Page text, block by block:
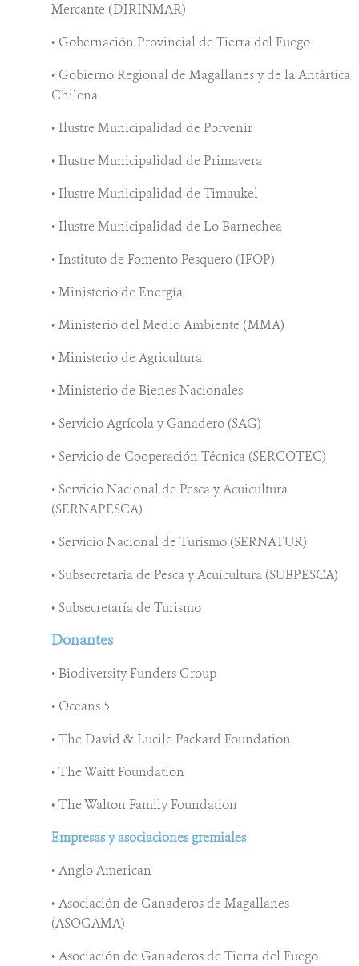
Mercante (DIRINMAR)
• Gobernación Provincial de Tierra del Fuego
• Gobierno Regional de Magallanes y de la Antártica
Chilena
• Ilustre Municipalidad de Porvenir
• Ilustre Municipalidad de Primavera
• Ilustre Municipalidad de Timaukel
• Ilustre Municipalidad de Lo Barnechea
• Instituto de Fomento Pesquero (IFOP)
• Ministerio de Energía
• Ministerio del Medio Ambiente (MMA)
• Ministerio de Agricultura
• Ministerio de Bienes Nacionales
• Servicio Agrícola y Ganadero (SAG)
• Servicio de Cooperación Técnica (SERCOTEC)
• Servicio Nacional de Pesca y Acuicultura
(SERNAPESCA)
• Servicio Nacional de Turismo (SERNATUR)
• Subsecretaría de Pesca y Acuicultura (SUBPESCA)
• Subsecretaría de Turismo
Donantes
• Biodiversity Funders Group
• Oceans 5
• The David & Lucile Packard Foundation
• The Waitt Foundation
• The Walton Family Foundation
Empresas y asociaciones gremiales
• Anglo American
• Asociación de Ganaderos de Magallanes
(ASOGAMA)
• Asociación de Ganaderos de Tierra del Fuego